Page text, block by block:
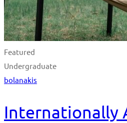
Featured
Undergraduate
bolanakis
Internationally